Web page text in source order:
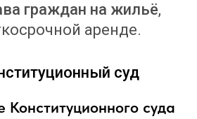
граждан на жильё,
аренде.
суд
Конституционного суда